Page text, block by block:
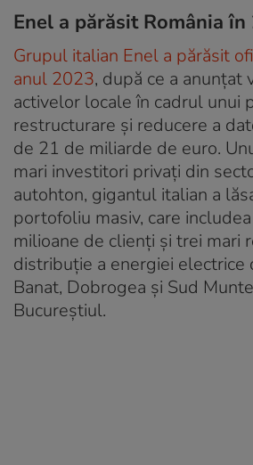
Enel a părăsit România în
Grupul italian Enel a părăsit
anul 2023, după ce a anunțat
activelor locale în cadrul unui
restructurare și reducere a
de 21 de miliarde de euro.
mari investitori privați din
autohton, gigantul italian a
portofoliu masiv, care
milioane de clienți și trei mari
distribuție a energiei electrice
Banat, Dobrogea și Sud
Bucureștiul.